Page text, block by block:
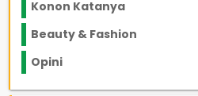
Konon Katanya
Beauty & Fashion
Opini